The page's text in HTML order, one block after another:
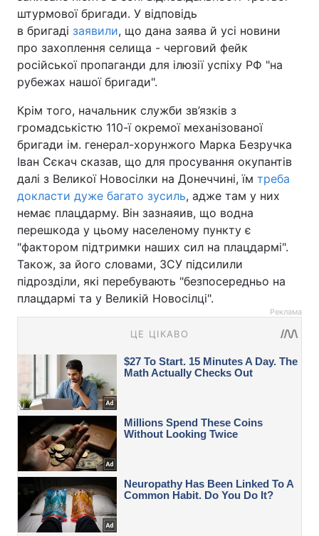
штурмової бригади. У відповідь
в бригаді заявили, що дана заява й усі новини
про захоплення селища - черговий фейк
російської пропаганди для ілюзії успіху РФ "на
рубежах нашої бригади".
Крім того, начальник служби зв’язків з
громадськістю 110-ї окремої механізованої
бригади ім. генерал-хорунжого Марка Безручка
Іван Сєкач сказав, що для просування окупантів
далі з Великої Новосілки на Донеччині, їм треба
докласти дуже багато зусиль, адже там у них
немає плацдарму. Він зазнаяив, що водна
перешкода у цьому населеному пункту є
"фактором підтримки наших сил на плацдармі".
Також, за його словами, ЗСУ підсилили
підрозділи, які перебувають "безпосередньо на
плацдармі та у Великій Новосілці".
Реклама